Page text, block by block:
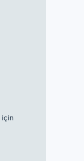
için